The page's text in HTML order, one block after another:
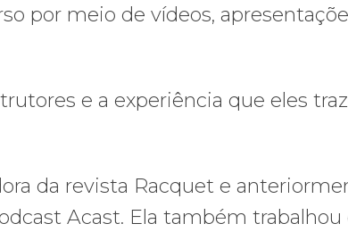
por meio de vídeos,
e a experiência que eles
da revista Racquet e
Acast. Ela também trabalhou